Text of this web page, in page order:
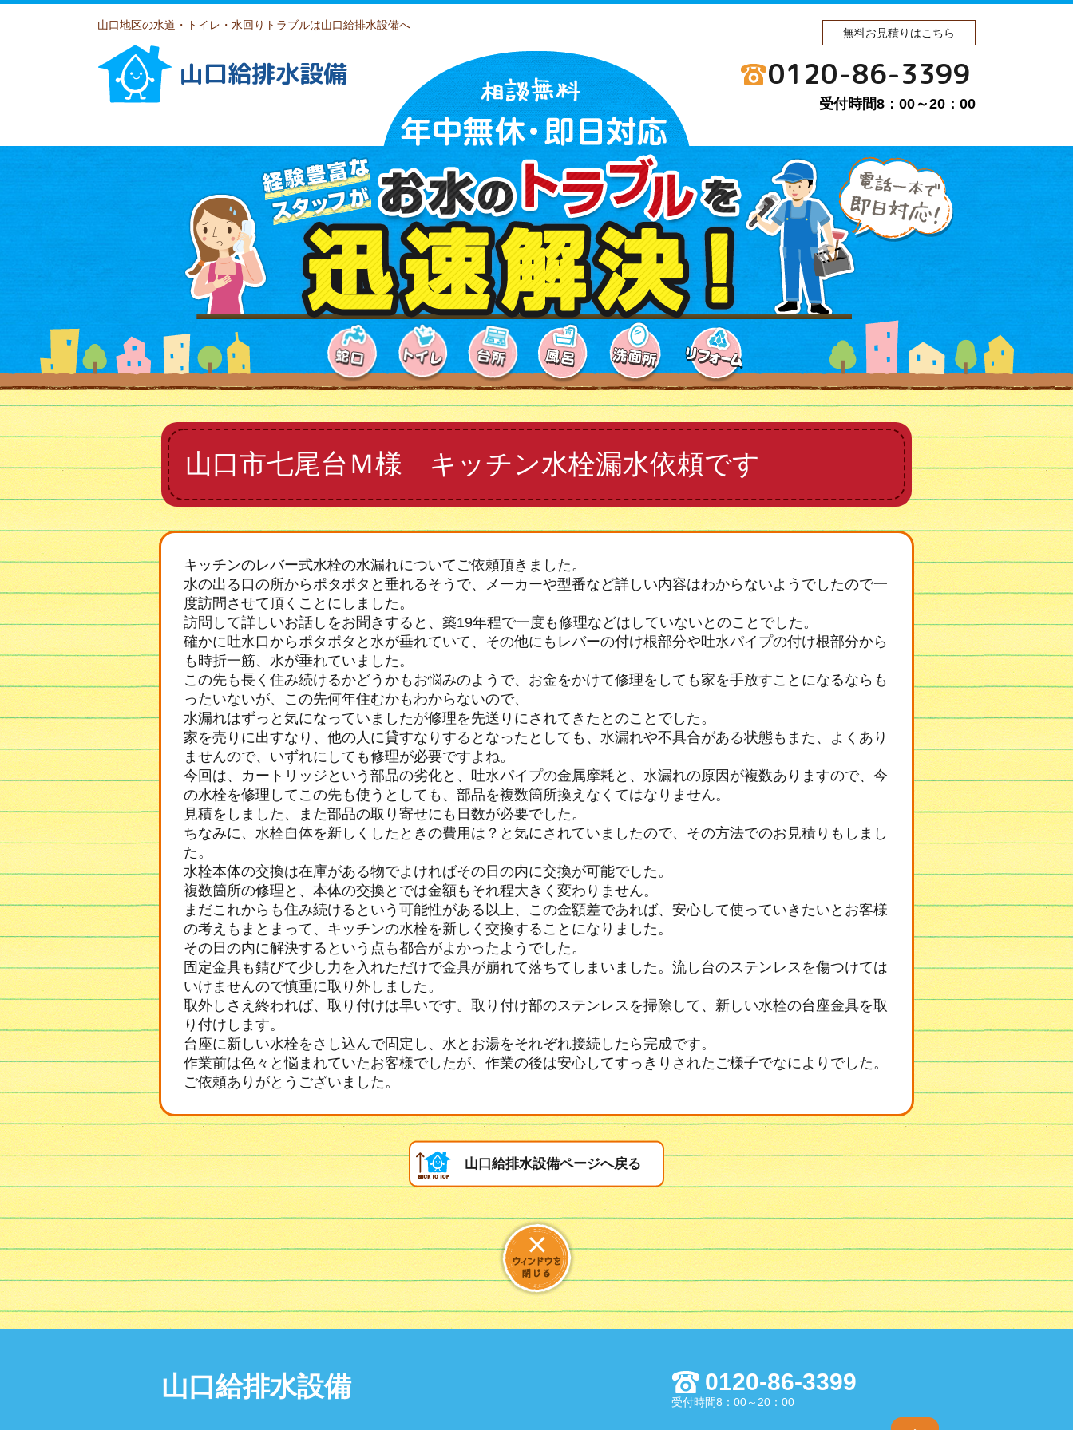
山口地区の水道・トイレ・水回りトラブルは山口給排水設備へ
無料お見積りはこちら
山口給排水設備 0120-86-3399
受付時間8：00～20：00
山口市七尾台Ｍ様 キッチン水栓漏水依頼です
キッチンのレバー式水栓の水漏れについてご依頼頂きました。
水の出る口の所からポタポタと垂れるそうで、メーカーや型番など詳しい内容はわからないようでしたので一
度訪問させて頂くことにしました。
訪問して詳しいお話しをお聞きすると、築19年程で一度も修理などはしていないとのことでした。
確かに吐水口からポタポタと水が垂れていて、その他にもレバーの付け根部分や吐水パイプの付け根部分から
も時折一筋、水が垂れていました。
この先も長く住み続けるかどうかもお悩みのようで、お金をかけて修理をしても家を手放すことになるならも
ったいないが、この先何年住むかもわからないので、
水漏れはずっと気になっていましたが修理を先送りにされてきたとのことでした。
家を売りに出すなり、他の人に貸すなりするとなったとしても、水漏れや不具合がある状態もまた、よくあり
ませんので、いずれにしても修理が必要ですよね。
今回は、カートリッジという部品の劣化と、吐水パイプの金属摩耗と、水漏れの原因が複数ありますので、今
の水栓を修理してこの先も使うとしても、部品を複数箇所換えなくてはなりません。
見積をしました、また部品の取り寄せにも日数が必要でした。
ちなみに、水栓自体を新しくしたときの費用は？と気にされていましたので、その方法でのお見積りもしまし
た。
水栓本体の交換は在庫がある物でよければその日の内に交換が可能でした。
複数箇所の修理と、本体の交換とでは金額もそれ程大きく変わりません。
まだこれからも住み続けるという可能性がある以上、この金額差であれば、安心して使っていきたいとお客様
の考えもまとまって、キッチンの水栓を新しく交換することになりました。
その日の内に解決するという点も都合がよかったようでした。
固定金具も錆びて少し力を入れただけで金具が崩れて落ちてしまいました。流し台のステンレスを傷つけては
いけませんので慎重に取り外しました。
取外しさえ終われば、取り付けは早いです。取り付け部のステンレスを掃除して、新しい水栓の台座金具を取
り付けします。
台座に新しい水栓をさし込んで固定し、水とお湯をそれぞれ接続したら完成です。
作業前は色々と悩まれていたお客様でしたが、作業の後は安心してすっきりされたご様子でなによりでした。
ご依頼ありがとうございました。
山口給排水設備ページへ戻る
山口給排水設備 0120-86-3399
受付時間8：00～20：00